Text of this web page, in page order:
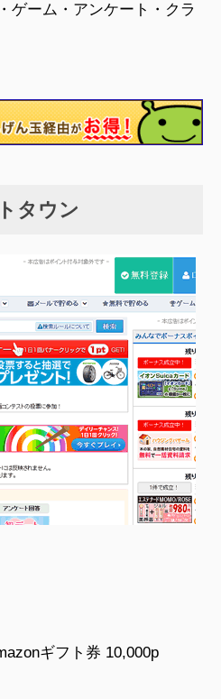
ゲーム・アンケート・クラ
タウン
ギフト券 10,000p